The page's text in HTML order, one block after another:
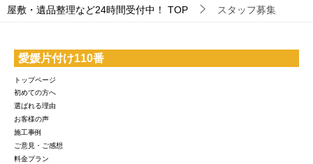
屋敷・遺品整理など24時間受付中！
TOP スタッフ募集
愛媛片付け110番
トップページ
初めての方へ
選ばれる理由
お客様の声
施工事例
ご意見・ご感想
料金プラン